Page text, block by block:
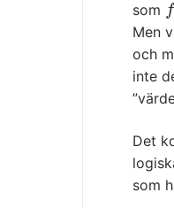
som f
f(
Men
och
inte
Det
som